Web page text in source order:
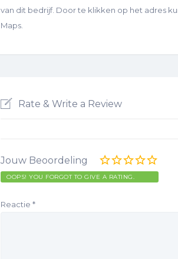
van dit bedrijf. Door te klikken op het adres
Maps.
Rate & Write a Review
Jouw Beoordeling
OOPS! YOU FORGOT TO GIVE A RATING.
Reactie *